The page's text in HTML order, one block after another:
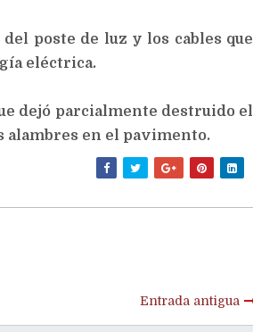
poste de luz y los cables que
eléctrica.
dejó parcialmente destruido el
en el pavimento.
Entrada antigua